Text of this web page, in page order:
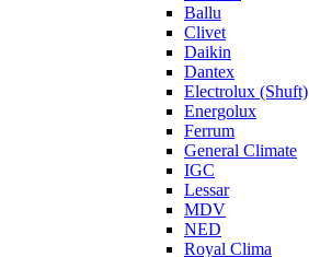
Ballu
Clivet
Daikin
Dantex
Electrolux (Shuft)
Energolux
Ferrum
General Climate
IGC
Lessar
MDV
NED
Royal Clima